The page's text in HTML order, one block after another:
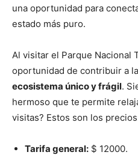
una oportunidad para
estado más puro.
Al visitar el Parque Nacional
oportunidad de contribuir a la
ecosistema único y frágil.
hermoso que te permite
visitas? Estos son los
Tarifa general: $ 12000.